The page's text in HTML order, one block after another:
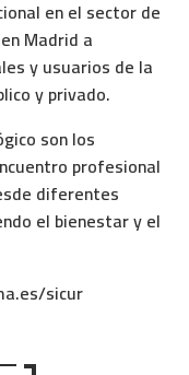
en el sector de
Madrid a
y usuarios de la
y privado.
son los
profesional
diferentes
el bienestar y el
sicur